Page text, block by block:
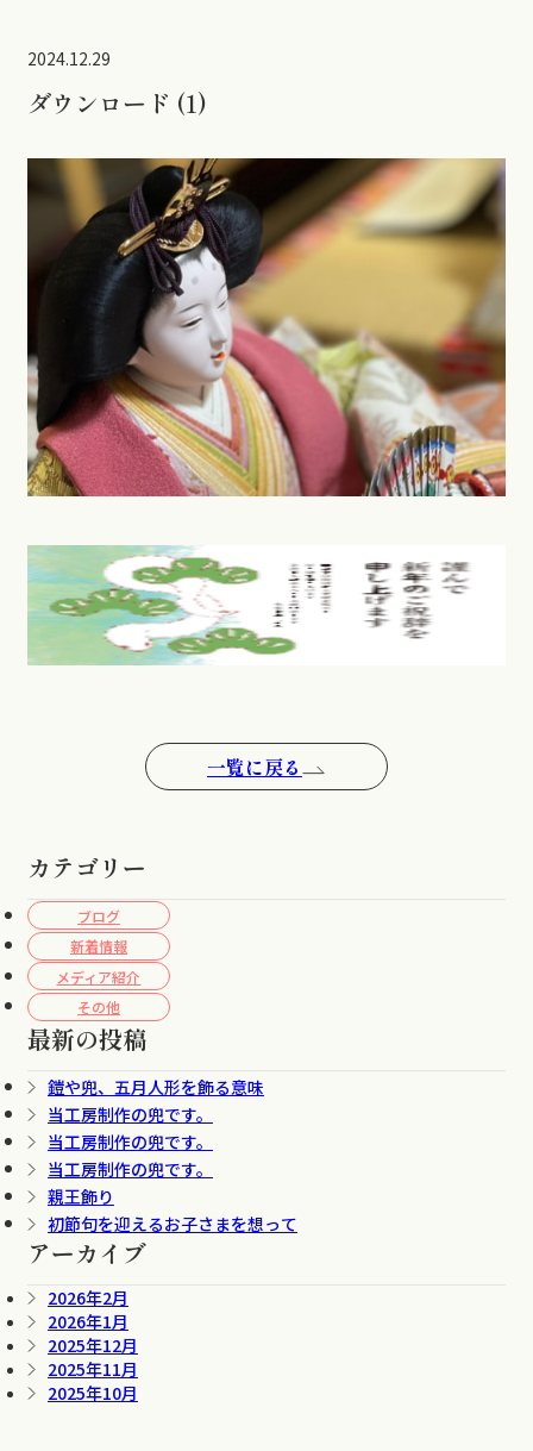
カテゴリー
ブログ
新着情報
メディア紹介
その他
最新の投稿
鎧や兜、五月人形を飾る意味
当工房制作の兜です。
当工房制作の兜です。
当工房制作の兜です。
親王飾り
初節句を迎えるお子さまを想って
アーカイブ
2026年2月
2026年1月
2025年12月
2025年11月
2025年10月
2024.12.29
ダウンロード (1)
一覧に戻る